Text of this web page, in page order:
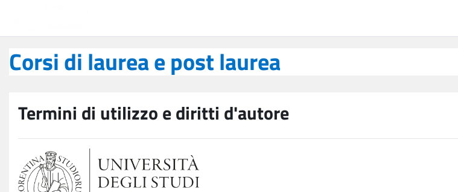
Corsi di laurea e post laurea
Termini di utilizzo e diritti d'autore